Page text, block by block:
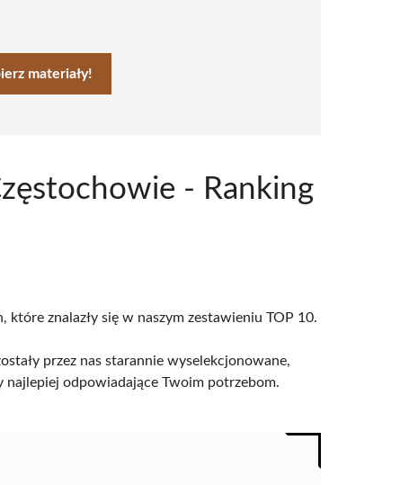
materiały!
- Ranking
znalazły się w naszym zestawieniu TOP 10.
przez nas starannie wyselekcjonowane,
najlepiej odpowiadające Twoim potrzebom.